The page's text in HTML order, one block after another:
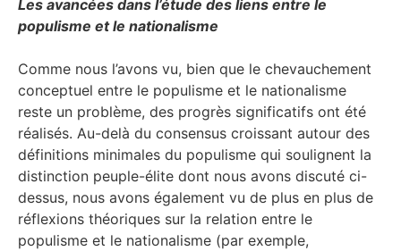
Les avancées dans l’étude des liens entre le
populisme et le nationalisme
Comme nous l’avons vu, bien que le chevauchement
conceptuel entre le populisme et le nationalisme
reste un problème, des progrès significatifs ont été
réalisés. Au-delà du consensus croissant autour des
définitions minimales du populisme qui soulignent la
distinction peuple-élite dont nous avons discuté ci-
dessus, nous avons également vu de plus en plus de
réflexions théoriques sur la relation entre le
populisme et le nationalisme (par exemple,